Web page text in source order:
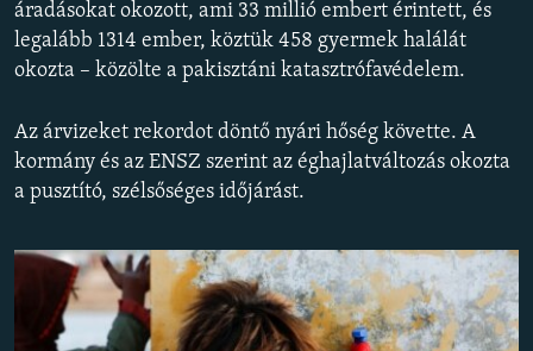
DEMOKRÁCIA
A PÉNZ NYOMÁBAN
VILÁG
KLÍMAVÁLTOZÁS
KÖVESSEN MINKET!
áradásokat okozott, ami 33 millió embert érintett, és
legalább 1314 ember, köztük 458 gyermek halálát
okozta – közölte a pakisztáni katasztrófavédelem.
Az árvizeket rekordot döntő nyári hőség követte. A
kormány és az ENSZ szerint az éghajlatváltozás okozta
a pusztító, szélsőséges időjárást.